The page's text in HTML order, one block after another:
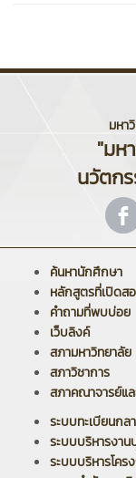
มหา
"มห
นวัตก
ค้นหานักศึกษา
หลักสูตรที่เปิดส
คำถามที่พบบ่อย
เว็บลิงค์
สภามหาวิทยาลัย
สภาวิชาการ
สภาคณาจารย์แล
ระบบทะเบียนกล
ระบบบริหารงา
ระบบบริหารโคร